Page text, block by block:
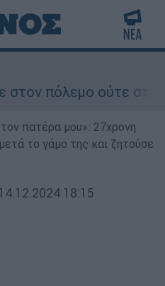
πόλεμο ούτε στις
πατέρα μου»: 27χρονη
το γάμο της και ζητούσε
14.12.2024 18:15